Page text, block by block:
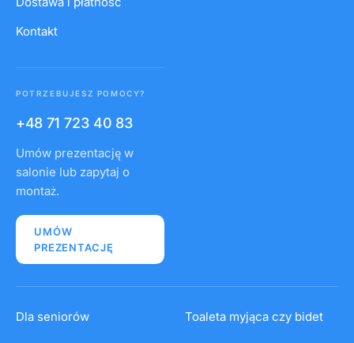
Kontakt
POTRZEBUJESZ POMOCY?
+48 71 723 40 83
Umów prezentację w
salonie lub zapytaj o
montaż.
UMÓW
PREZENTACJĘ
Dla seniorów Toaleta myjąca czy bidet